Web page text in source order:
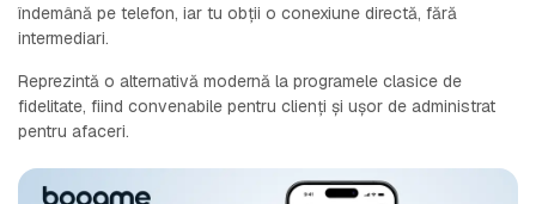
îndemână pe telefon, iar tu obții o conexiune directă, fără
intermediari.
Reprezintă o alternativă modernă la programele clasice de
fidelitate, fiind convenabile pentru clienți și ușor de administrat
pentru afaceri.